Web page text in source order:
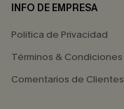
INFO DE EMPRESA
Política de Privacidad
Términos & Condiciones
Comentarios de Clientes